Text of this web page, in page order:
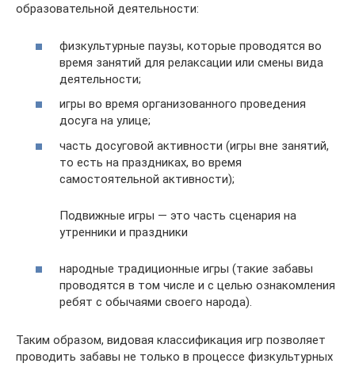
образовательной деятельности:
физкультурные паузы, которые проводятся во
время занятий для релаксации или смены вида
деятельности;
игры во время организованного проведения
досуга на улице;
часть досуговой активности (игры вне занятий,
то есть на праздниках, во время
самостоятельной активности);
Подвижные игры — это часть сценария на
утренники и праздники
народные традиционные игры (такие забавы
проводятся в том числе и с целью ознакомления
ребят с обычаями своего народа).
Таким образом, видовая классификация игр позволяет
проводить забавы не только в процессе физкультурных